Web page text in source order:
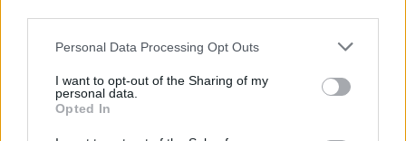
Personal Data Processing Opt Outs
I want to opt-out of the Sharing of my
personal data.
Opted In
tenuto in Questura per almeno dodici ore.
Ecco: non si può chiedere al governo di
contrari a questa norma. A meno di essere in
mala fede.